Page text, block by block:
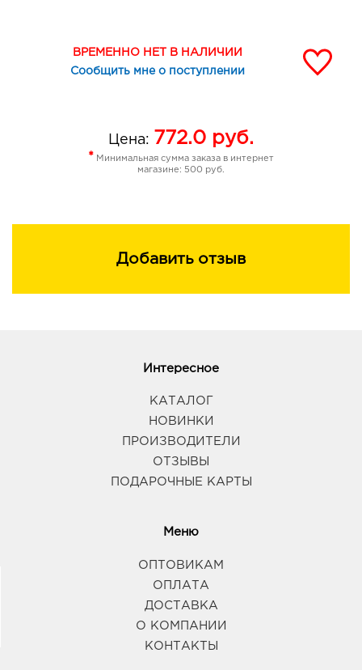
ВРЕМЕННО НЕТ В НАЛИЧИИ
Сообщить мне о поступлении
Цена: 772.0 руб.
* Минимальная сумма заказа в интернет
магазине: 500 руб.
Добавить отзыв
Интересное
КАТАЛОГ
НОВИНКИ
ПРОИЗВОДИТЕЛИ
ОТЗЫВЫ
ПОДАРОЧНЫЕ КАРТЫ
Меню
ОПТОВИКАМ
ОПЛАТА
ДОСТАВКА
О КОМПАНИИ
КОНТАКТЫ